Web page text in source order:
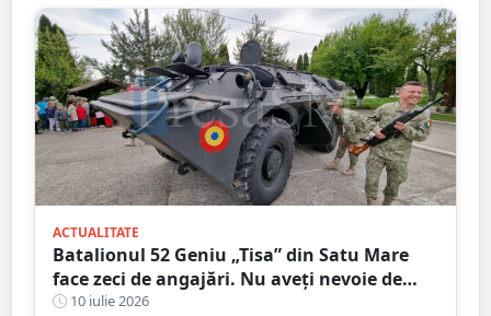
ACTUALITATE
Batalionul 52 Geniu „Tisa” din Satu Mare
face zeci de angajări. Nu aveți nevoie de
Bacalaureat, salar atractiv
10 iulie 2026